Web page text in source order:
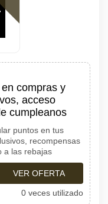
compras y
acceso
cumpleanos
puntos en tus
recompensas
a las rebajas
VER OFERTA
0 veces utilizado